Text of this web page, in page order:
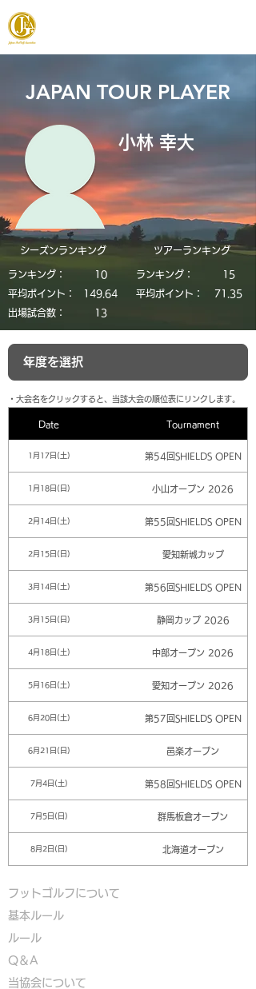
JAPAN TOUR PLAYER
小林 幸大
シーズンランキング
ランキング：
10
平均ポイント：
149.64
​出場試合数：
13
​ツアーランキング
ランキング：
15
平均ポイント：
71.35
​・大会名をクリックすると、当該大会の順位表にリンクします。
Date Tournament
1月17日(土) 第54回SHIELDS OPEN
1月18日(日) 小山オープン 2026
2月14日(土) 第55回SHIELDS OPEN
2月15日(日) 愛知新城カップ
3月14日(土) 第56回SHIELDS OPEN
3月15日(日) 静岡カップ 2026
4月18日(土) 中部オープン 2026
5月16日(土) 愛知オープン 2026
6月20日(土) 第57回SHIELDS OPEN
6月21日(日) 邑楽オープン
7月4日(土) 第58回SHIELDS OPEN
7月5日(日) 群馬板倉オープン
8月2日(日) 北海道オープン
フットゴルフについて
基本ルール
ルール
Q＆A
​当協会について